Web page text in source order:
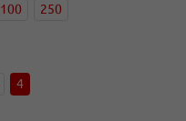
100 250
4